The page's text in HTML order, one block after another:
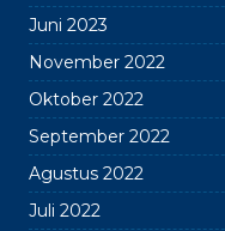
Juni 2023
November 2022
Oktober 2022
September 2022
Agustus 2022
Juli 2022